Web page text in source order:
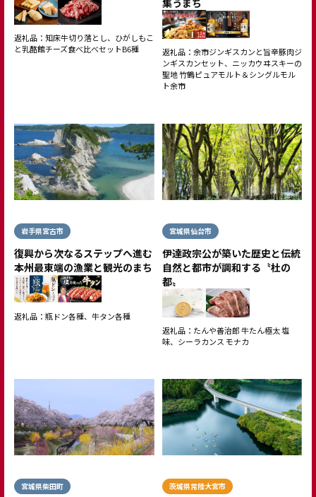
返礼品：知床牛切り落とし、ひがしもこ
と乳酪館チーズ食べ比べセットB6種
集うまち
返礼品：余市ジンギスカンと旨辛豚肉ジ
ンギスカンセット、ニッカウヰスキーの
聖地 竹鶴ピュアモルト＆シングルモル
ト余市
岩手県宮古市
復興から次なるステップへ進む
本州最東端の漁業と観光のまち
返礼品：瓶ドン各種、牛タン各種
宮城県仙台市
伊達政宗公が築いた歴史と伝統
自然と都市が調和する〝杜の
都〟
返礼品：たんや善治郎 牛たん極太 塩
味、シーラカンス モナカ
宮城県柴田町 茨城県常陸大宮市